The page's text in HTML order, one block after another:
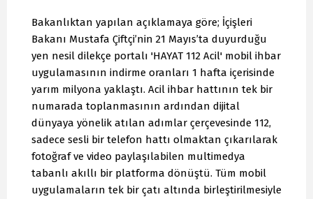
Bakanlıktan yapılan açıklamaya göre; İçişleri
Bakanı Mustafa Çiftçi’nin 21 Mayıs’ta duyurduğu
yen nesil dilekçe portalı 'HAYAT 112 Acil' mobil ihbar
uygulamasının indirme oranları 1 hafta içerisinde
yarım milyona yaklaştı. Acil ihbar hattının tek bir
numarada toplanmasının ardından dijital
dünyaya yönelik atılan adımlar çerçevesinde 112,
sadece sesli bir telefon hattı olmaktan çıkarılarak
fotoğraf ve video paylaşılabilen multimedya
tabanlı akıllı bir platforma dönüştü. Tüm mobil
uygulamaların tek bir çatı altında birleştirilmesiyle